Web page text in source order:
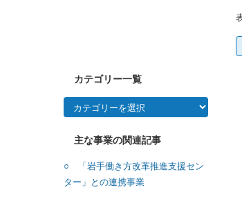
カテゴリー一覧
カ
ゴ
主な事業の関連記事
○ 「岩手働き方改革推進支援セン
ター」との連携事業